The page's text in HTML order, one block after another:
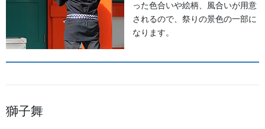
よもやま話
お祭用品・品目
った色合いや絵柄、風合いが用意
されるので、祭りの景色の一部に
なります。
獅子舞